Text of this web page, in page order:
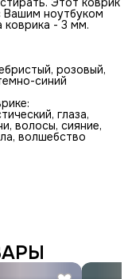
Вашим ноутбуком
коврика - 3 мм.
розовый,
синий
глаза,
волосы, сияние,
волшебство